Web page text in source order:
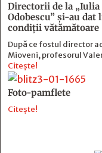
Directorii de la
Odobescu” și-au
condiții vătămătoare
După ce fostul director
Mioveni, profesorul
Citește!
Foto-pamflete
Citește!